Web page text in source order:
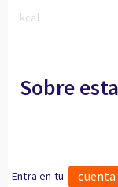
kcal
Sobre
Entra en tu